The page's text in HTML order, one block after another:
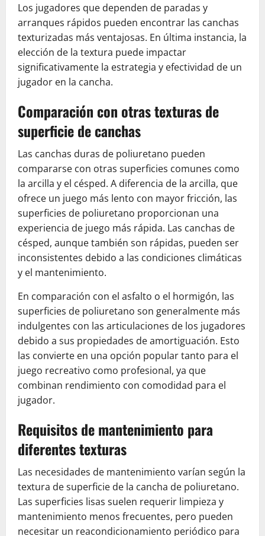
Los jugadores que dependen de paradas y
arranques rápidos pueden encontrar las canchas
texturizadas más ventajosas. En última instancia, la
elección de la textura puede impactar
significativamente la estrategia y efectividad de un
jugador en la cancha.
Comparación con otras texturas de
superficie de canchas
Las canchas duras de poliuretano pueden
compararse con otras superficies comunes como
la arcilla y el césped. A diferencia de la arcilla, que
ofrece un juego más lento con mayor fricción, las
superficies de poliuretano proporcionan una
experiencia de juego más rápida. Las canchas de
césped, aunque también son rápidas, pueden ser
inconsistentes debido a las condiciones climáticas
y el mantenimiento.
En comparación con el asfalto o el hormigón, las
superficies de poliuretano son generalmente más
indulgentes con las articulaciones de los jugadores
debido a sus propiedades de amortiguación. Esto
las convierte en una opción popular tanto para el
juego recreativo como profesional, ya que
combinan rendimiento con comodidad para el
jugador.
Requisitos de mantenimiento para
diferentes texturas
Las necesidades de mantenimiento varían según la
textura de superficie de la cancha de poliuretano.
Las superficies lisas suelen requerir limpieza y
mantenimiento menos frecuentes, pero pueden
necesitar un reacondicionamiento periódico para